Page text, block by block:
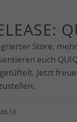
Store,
euch
Jetzt